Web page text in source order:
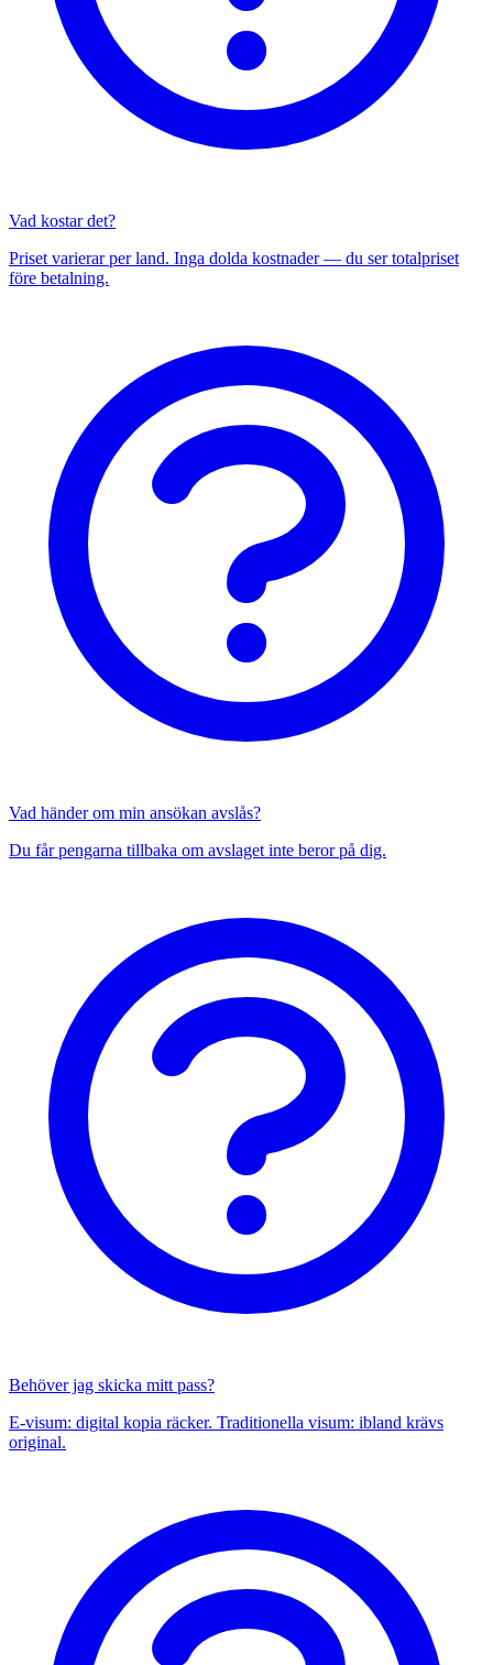
Vad kostar det?
Priset varierar per land. Inga dolda kostnader — du ser totalpriset
före betalning.
Vad händer om min ansökan avslås?
Du får pengarna tillbaka om avslaget inte beror på dig.
Behöver jag skicka mitt pass?
E-visum: digital kopia räcker. Traditionella visum: ibland krävs
original.